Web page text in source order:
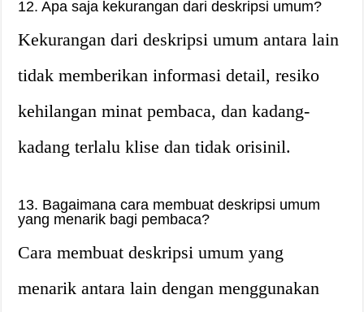
12. Apa saja kekurangan dari deskripsi umum?
Kekurangan dari deskripsi umum antara lain
tidak memberikan informasi detail, resiko
kehilangan minat pembaca, dan kadang-
kadang terlalu klise dan tidak orisinil.
13. Bagaimana cara membuat deskripsi umum
yang menarik bagi pembaca?
Cara membuat deskripsi umum yang
menarik antara lain dengan menggunakan